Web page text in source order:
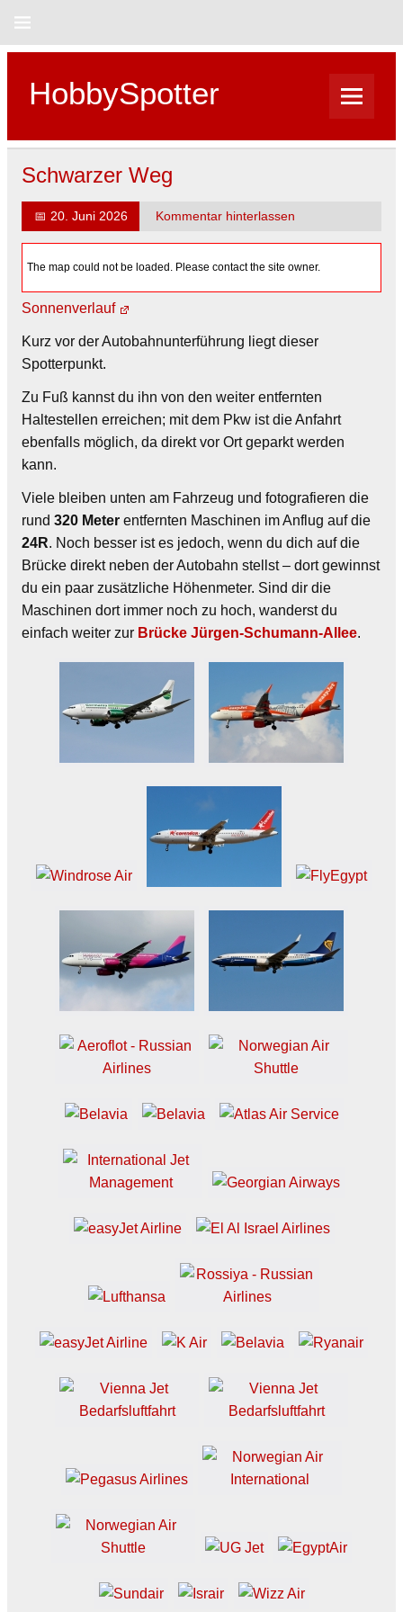
HobbySpotter
Schwarzer Weg
📅 20. Juni 2026 Kommentar hinterlassen
The map could not be loaded. Please contact the site owner.
Sonnenverlauf
Kurz vor der Autobahnunterführung liegt dieser
Spotterpunkt.
Zu Fuß kannst du ihn von den weiter entfernten
Haltestellen erreichen; mit dem Pkw ist die Anfahrt
ebenfalls möglich, da direkt vor Ort geparkt werden
kann.
Viele bleiben unten am Fahrzeug und fotografieren die
rund 320 Meter entfernten Maschinen im Anflug auf die
24R. Noch besser ist es jedoch, wenn du dich auf die
Brücke direkt neben der Autobahn stellst – dort gewinnst
du ein paar zusätzliche Höhenmeter. Sind dir die
Maschinen dort immer noch zu hoch, wanderst du
einfach weiter zur Brücke Jürgen‑Schumann‑Allee.